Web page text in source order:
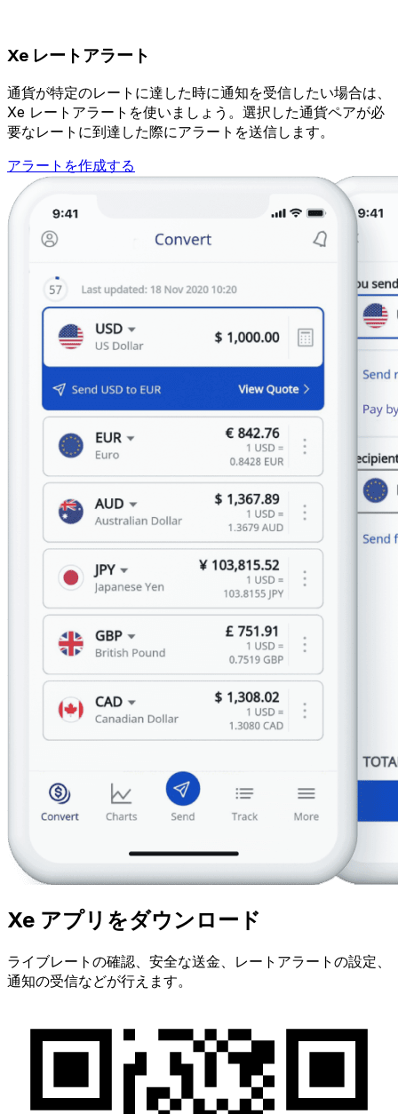
Xe レートアラート
通貨が特定のレートに達した時に通知を受信したい場合は、
Xe レートアラートを使いましょう。選択した通貨ペアが必
要なレートに到達した際にアラートを送信します。
アラートを作成する
Xe アプリをダウンロード
ライブレートの確認、安全な送金、レートアラートの設定、
通知の受信などが行えます。